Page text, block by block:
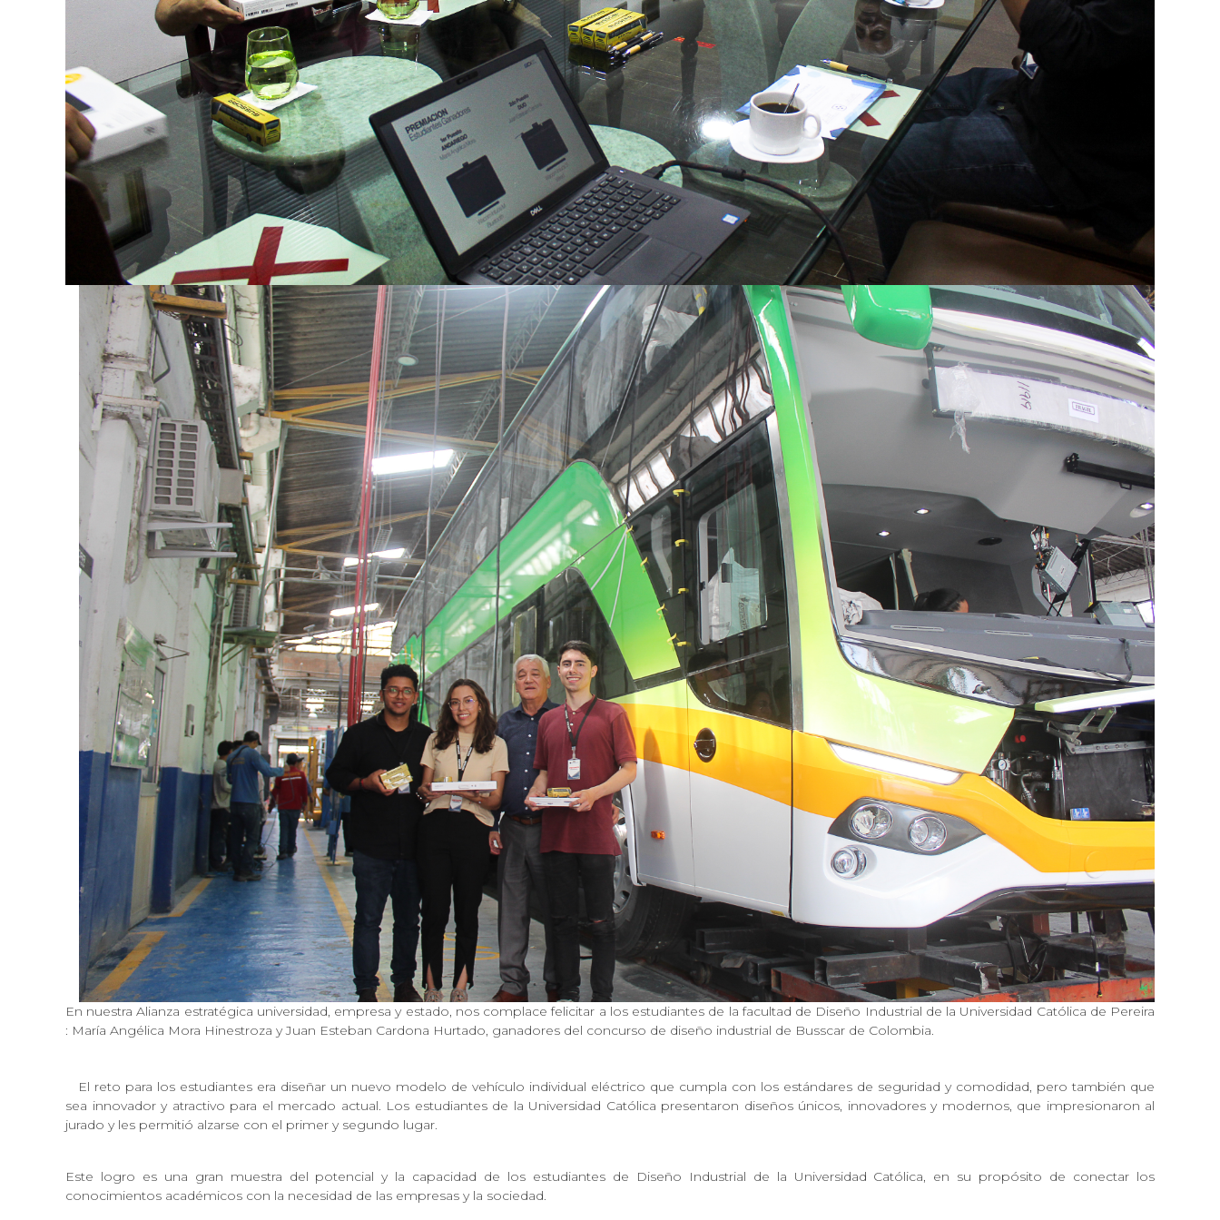
En nuestra Alianza estratégica universidad, empresa y estado, nos complace felicitar a los estudiantes de la facultad de Diseño Industrial de la Universidad Católica de Pereira
: María Angélica Mora Hinestroza y Juan Esteban Cardona Hurtado, ganadores del concurso de diseño industrial de Busscar de Colombia.
El reto para los estudiantes era diseñar un nuevo modelo de vehículo individual eléctrico que cumpla con los estándares de seguridad y comodidad, pero también que
sea innovador y atractivo para el mercado actual. Los estudiantes de la Universidad Católica presentaron diseños únicos, innovadores y modernos, que impresionaron al
jurado y les permitió alzarse con el primer y segundo lugar.
Este logro es una gran muestra del potencial y la capacidad de los estudiantes de Diseño Industrial de la Universidad Católica, en su propósito de conectar los
conocimientos académicos con la necesidad de las empresas y la sociedad.